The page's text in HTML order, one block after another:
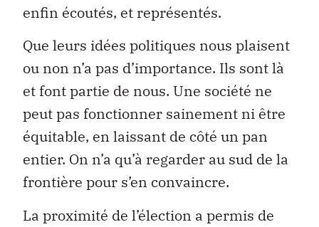
enfin écoutés, et représentés.
Que leurs idées politiques nous plaisent
ou non n’a pas d’importance. Ils sont là
et font partie de nous. Une société ne
peut pas fonctionner sainement ni être
équitable, en laissant de côté un pan
entier. On n’a qu’à regarder au sud de la
frontière pour s’en convaincre.
La proximité de l’élection a permis de